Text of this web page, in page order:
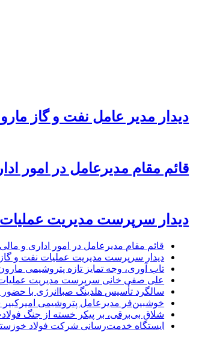
دیدار مدیر عامل نفت و گاز
قائم مقام مدیرعامل در امور
دیدار سرپرست مدیریت عملیات
قائم مقام مدیرعامل در امور اداری و
دیدار سرپرست مدیریت عملیات نفت و گاز
تاب آوری، وجه تمایز تازه پتروشیمی
علی صفی خانی سرپرست مدیریت
سالگرد تأسیس هلدینگ صباانرژی با
خوشبین‌فر مدیرعامل پتروشیمی
شلاق‌ بی‌برقی، بر پیکر خسته‌ از جنگ
ایستگاه خدمت‌رسانی شرکت فولاد